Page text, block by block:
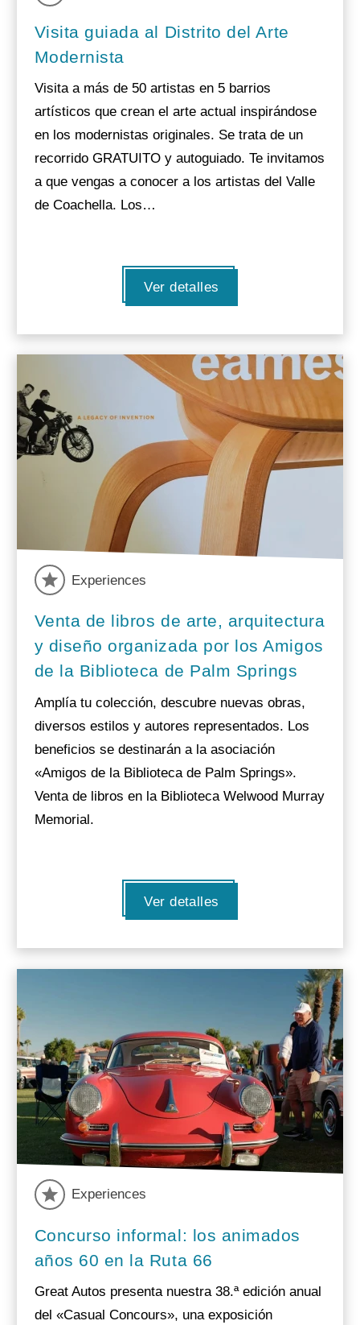
Visita guiada al Distrito del Arte
Modernista
Visita a más de 50 artistas en 5 barrios
artísticos que crean el arte actual inspirándose
en los modernistas originales. Se trata de un
recorrido GRATUITO y autoguiado. Te invitamos
a que vengas a conocer a los artistas del Valle
de Coachella. Los…
Ver detalles
Experiences
Venta de libros de arte, arquitectura
y diseño organizada por los Amigos
de la Biblioteca de Palm Springs
Amplía tu colección, descubre nuevas obras,
diversos estilos y autores representados. Los
beneficios se destinarán a la asociación
«Amigos de la Biblioteca de Palm Springs».
Venta de libros en la Biblioteca Welwood Murray
Memorial.
Ver detalles
Experiences
Concurso informal: los animados
años 60 en la Ruta 66
Great Autos presenta nuestra 38.ª edición anual
del «Casual Concours», una exposición